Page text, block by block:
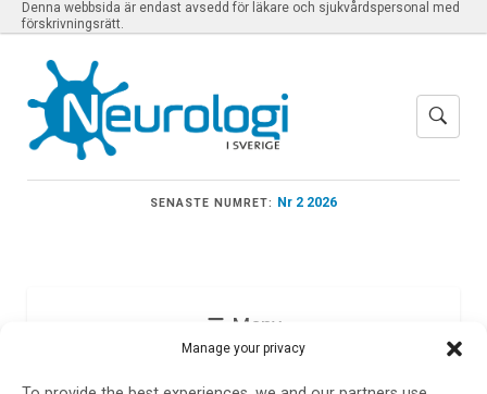
Manage your privacy
Denna webbsida är endast avsedd för läkare och sjukvårdspersonal med
förskrivningsrätt.
SENASTE NUMRET: Nr 2 2026
Meny